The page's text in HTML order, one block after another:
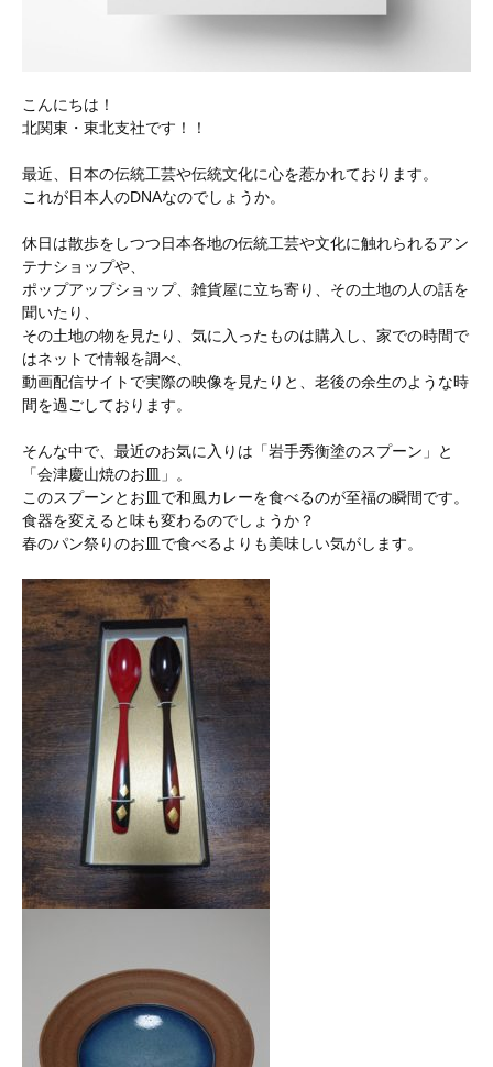
こんにちは！
北関東・東北支社です！！
最近、日本の伝統工芸や伝統文化に心を惹かれております。
これが日本人のDNAなのでしょうか。
休日は散歩をしつつ日本各地の伝統工芸や文化に触れられるアン
テナショップや、
ポップアップショップ、雑貨屋に立ち寄り、その土地の人の話を
聞いたり、
その土地の物を見たり、気に入ったものは購入し、家での時間で
はネットで情報を調べ、
動画配信サイトで実際の映像を見たりと、老後の余生のような時
間を過ごしております。
そんな中で、最近のお気に入りは「岩手秀衡塗のスプーン」と
「会津慶山焼のお皿」。
このスプーンとお皿で和風カレーを食べるのが至福の瞬間です。
食器を変えると味も変わるのでしょうか？
春のパン祭りのお皿で食べるよりも美味しい気がします。